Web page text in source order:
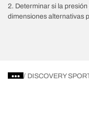
2. Determinar si la
dimensiones alternativas
/ DISCOVERY